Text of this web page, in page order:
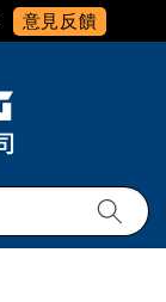
意見反饋